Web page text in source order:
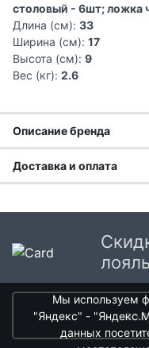
столовый - 6шт; ложка
Длина (см): 33
Ширина (см): 17
Высота (см): 9
Вес (кг): 2.6
Описание бренда
Основная цель
красивых,
полуматовой. Компания
производством
Доставка и оплата
Доставка в Москве
В Москве и Московской
Стоимость доставки
в Московской
Интервал доставки по
Мы используем
"Яндекс" -
данных